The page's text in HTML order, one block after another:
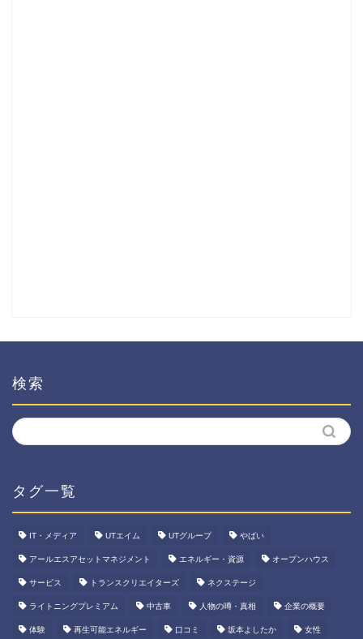
検索
タグ一覧
IT・メディア UTエイム UTグループ やばい
アールエスアセットマネジメント エネルギー・資源 オープンハウス
サービス トランスクリエイターズ ネクステージ
ライトニングプレミアム 中古車 人物の噂・真相 企業の概要
体験 再生可能エネルギー 口コミ 坂本よしたか 女性